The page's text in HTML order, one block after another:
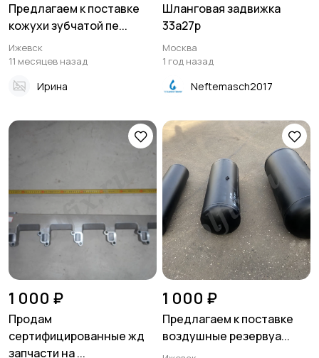
Предлагаем к поставке
кожухи зубчатой пе...
Ижевск
11 месяцев назад
Ирина
Шланговая задвижка
33а27р
Москва
1 год назад
Neftemasch2017
1 000 ₽
Продам
сертифицированные жд
запчасти на ...
1 000 ₽
Предлагаем к поставке
воздушные резервуа...